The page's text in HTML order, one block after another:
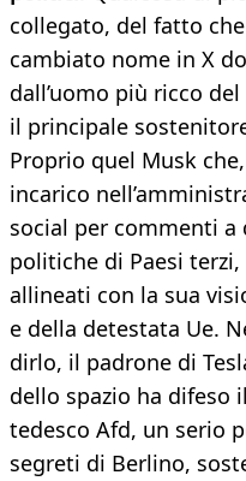
collegato, del fatto
cambiato nome in X
dall’uomo più ricco
il principale
Proprio quel Musk
incarico
social per commenti a
politiche di Paesi
allineati con la sua
e della detestata Ue.
dirlo, il padrone di
dello spazio ha difeso
tedesco Afd, un serio
segreti di Berlino,